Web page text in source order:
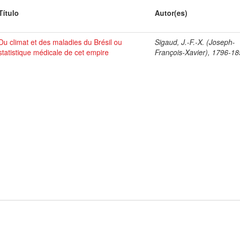
Autor(es)
climat et des maladies du Brésil ou
médicale de cet empire
Sigaud, J.-F.-X. (Joseph-
François-Xavier), 1796-